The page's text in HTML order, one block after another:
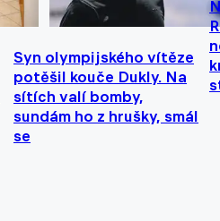
Syn olympijského vítěze
potěšil kouče Dukly. Na
sítích valí bomby,
sundám ho z hrušky, smál
se